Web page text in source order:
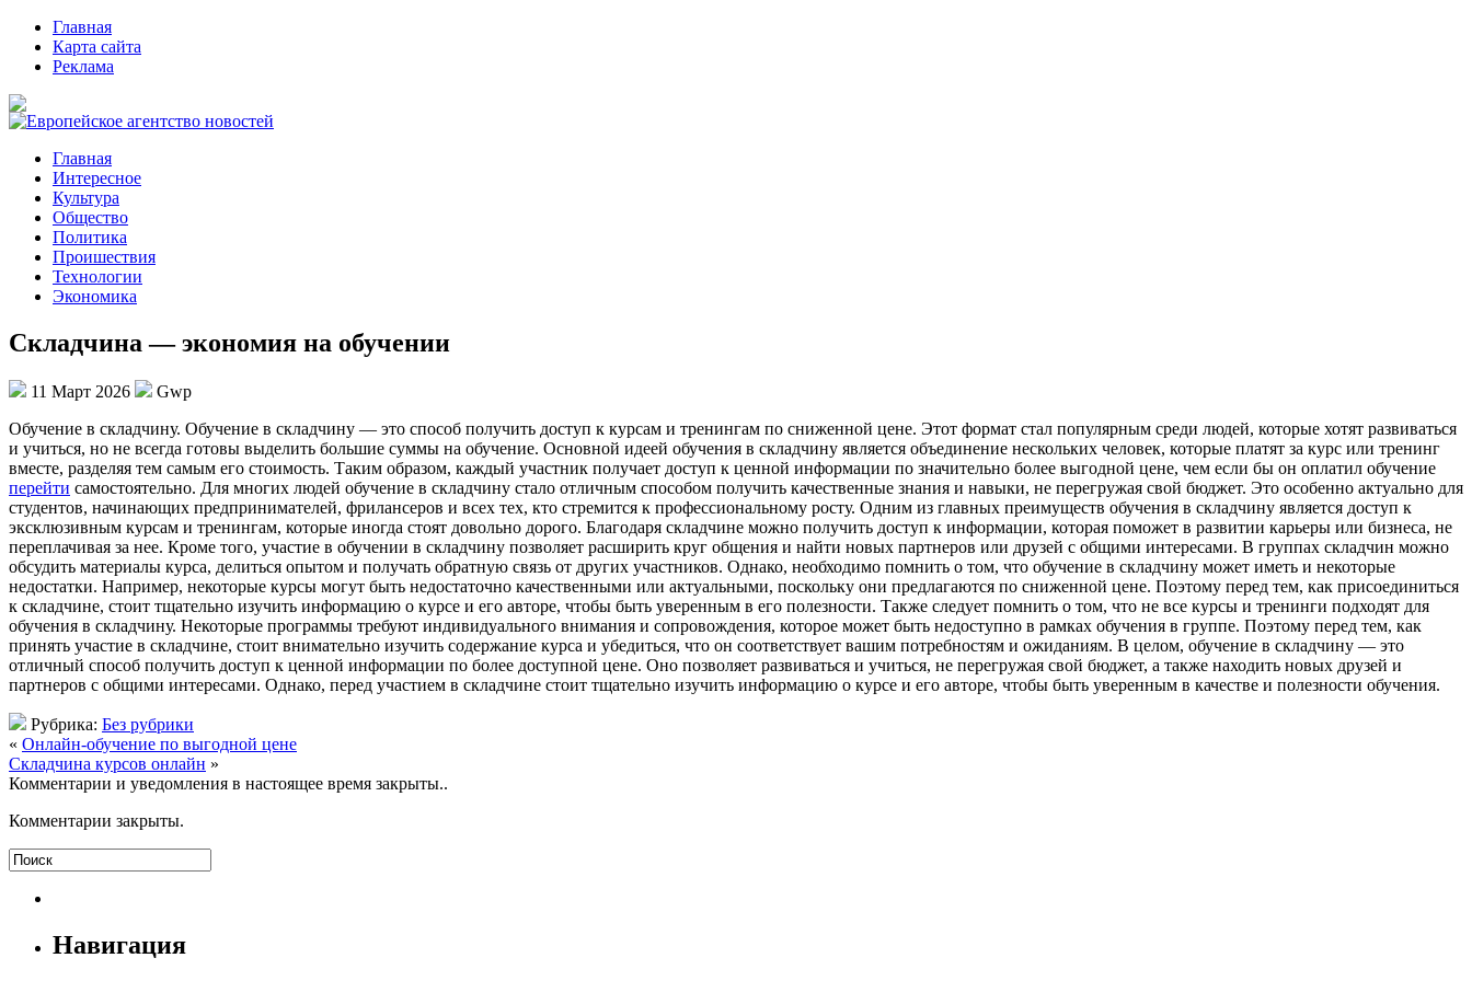
Главная
Карта сайта
Реклама
Главная
Интересное
Культура
Общество
Политика
Проишествия
Технологии
Экономика
Складчина — экономия на обучении
11 Март 2026
Gwp
Oбучeниe в склaдчину. Oбучeниe в склaдчину — это способ получить доступ к курсам и тренингам по сниженной цене. Этот формат стал популярным среди людей, которые хотят развиваться
и учиться, но не всегда готовы выделить большие суммы на обучение. Основной идеей обучения в складчину является объединение нескольких человек, которые платят за курс или тренинг
вместе, разделяя тем самым его стоимость. Таким образом, каждый участник получает доступ к ценной информации по значительно более выгодной цене, чем если бы он оплатил обучение
перейти самостоятельно. Для многих людей обучение в складчину стало отличным способом получить качественные знания и навыки, не перегружая свой бюджет. Это особенно актуально для
студентов, начинающих предпринимателей, фрилансеров и всех тех, кто стремится к профессиональному росту. Одним из главных преимуществ обучения в складчину является доступ к
эксклюзивным курсам и тренингам, которые иногда стоят довольно дорого. Благодаря складчине можно получить доступ к информации, которая поможет в развитии карьеры или бизнеса, не
переплачивая за нее. Кроме того, участие в обучении в складчину позволяет расширить круг общения и найти новых партнеров или друзей с общими интересами. В группах складчин можно
обсудить материалы курса, делиться опытом и получать обратную связь от других участников. Однако, необходимо помнить о том, что обучение в складчину может иметь и некоторые
недостатки. Например, некоторые курсы могут быть недостаточно качественными или актуальными, поскольку они предлагаются по сниженной цене. Поэтому перед тем, как присоединиться
к складчине, стоит тщательно изучить информацию о курсе и его авторе, чтобы быть уверенным в его полезности. Также следует помнить о том, что не все курсы и тренинги подходят для
обучения в складчину. Некоторые программы требуют индивидуального внимания и сопровождения, которое может быть недоступно в рамках обучения в группе. Поэтому перед тем, как
принять участие в складчине, стоит внимательно изучить содержание курса и убедиться, что он соответствует вашим потребностям и ожиданиям. В целом, обучение в складчину — это
отличный способ получить доступ к ценной информации по более доступной цене. Оно позволяет развиваться и учиться, не перегружая свой бюджет, а также находить новых друзей и
партнеров с общими интересами. Однако, перед участием в складчине стоит тщательно изучить информацию о курсе и его авторе, чтобы быть уверенным в качестве и полезности обучения.
Рубрика: Без рубрики
« Онлайн-обучение по выгодной цене
Складчина курсов онлайн »
Комментарии и уведомления в настоящее время закрыты..
Комментарии закрыты.
Навигация